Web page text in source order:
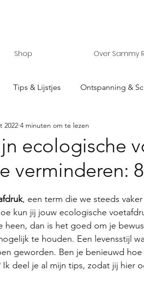
Shop Over Sammy
Tips & Lijstjes Ontspanning &
Ray Interieur & Accessoires
ecologische
verminderen:
2022 4 minuten om te lezen
, een term die we steeds
kun jij jouw ecologische
heen, dan is het goed om je
te houden. Een levensstijl
geworden. Ben je benieuwd
deel je al mijn tips, zodat jij hier